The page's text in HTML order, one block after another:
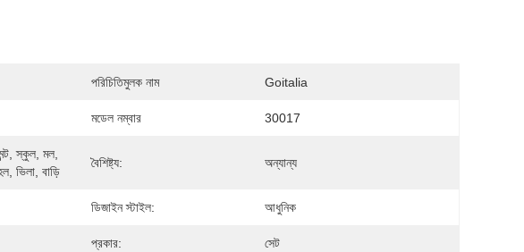
পরিচিতিমুলক নাম Goitalia
মডেল নম্বার 30017
স্কুল, মল,
ভিলা, বাড়ি
বৈশিষ্ট্য: অন্যান্য
ডিজাইন স্টাইল: আধুনিক
প্রকার: সেট